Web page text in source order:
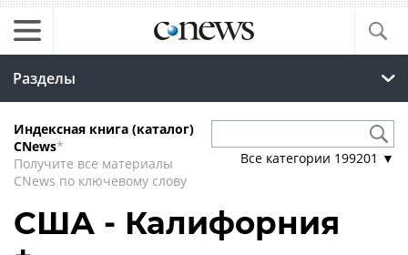
Разделы
Индексная книга (каталог)
CNews*
Получите все материалы
CNews по ключевому слову
Все категории 199201 ▼
США - Калифорния